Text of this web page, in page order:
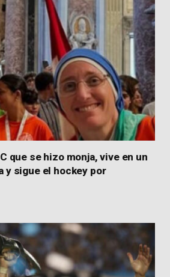
que se hizo monja, vive en un
y sigue el hockey por